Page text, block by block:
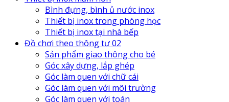
Bình đựng, bình ủ nước inox
Thiết bị inox trong phòng học
Thiết bị inox tại nhà bếp
Đồ chơi theo thông tư 02
Sản phẩm giao thông cho bé
Góc xây dựng, lắp ghép
Góc làm quen với chữ cái
Góc làm quen với môi trường
Góc làm quen với toán